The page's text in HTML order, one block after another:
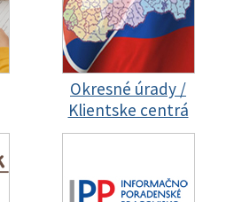
Okresné úrady /
Klientske centrá